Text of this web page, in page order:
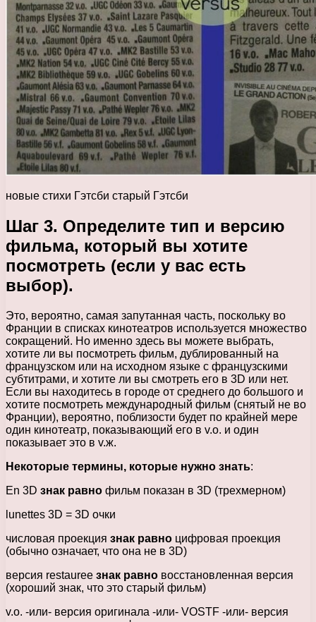
новые стихи Гэтсби старый Гэтсби
Шаг 3. Определите тип и версию
фильма, который вы хотите
посмотреть (если у вас есть
выбор).
Это, вероятно, самая запутанная часть, поскольку во
Франции в списках кинотеатров используется множество
сокращений. Но именно здесь вы можете выбрать,
хотите ли вы посмотреть фильм, дублированный на
французском или на исходном языке с французскими
субтитрами, и хотите ли вы смотреть его в 3D или нет.
Если вы находитесь в городе от среднего до большого и
хотите посмотреть международный фильм (снятый не во
Франции), вероятно, поблизости будет по крайней мере
один кинотеатр, показывающий его в v.о. и один
показывает это в v.ж.
Некоторые термины, которые нужно знать:
En 3D знак равно фильм показан в 3D (трехмерном)
lunettes 3D = 3D очки
числовая проекция знак равно цифровая проекция
(обычно означает, что она не в 3D)
версия restauree знак равно восстановленная версия
(хороший знак, что это старый фильм)
v.о. -или- версия оригинала -или- VOSTF -или- версия